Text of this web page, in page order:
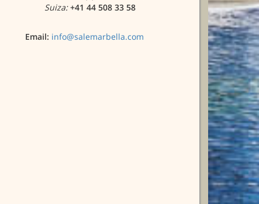
Suiza:+41 44 508 33 58
Email: info@salemarbella.com